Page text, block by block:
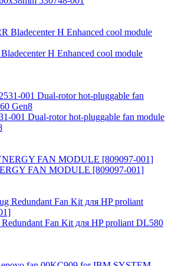
H Enhanced cool module
001 Dual-rotor hot-pluggable fan module
FAN MODULE [809097-001]
Fan Kit для HP proliant DL580